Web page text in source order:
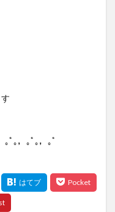
｡ﾟ｡，｡ﾟ｡，｡ﾟ